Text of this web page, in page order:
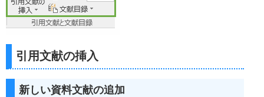
引用文献の挿入
新しい資料文献の追加